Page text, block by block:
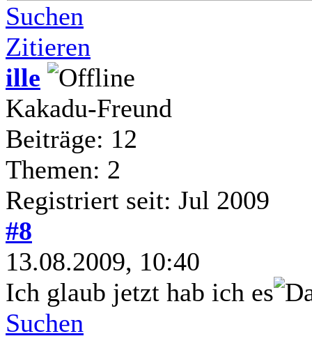
Suchen
Zitieren
ille
Kakadu-Freund
Beiträge: 12
Themen: 2
Registriert seit: Jul 2009
#8
13.08.2009, 10:40
Ich glaub jetzt hab ich es
Suchen